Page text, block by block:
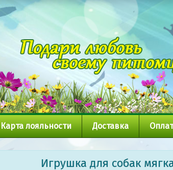
Карта лояльности Доставка
Игрушка для собак